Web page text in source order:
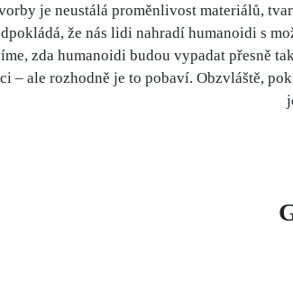
je neustálá proměnlivost materiálů,
že nás lidi nahradí humanoidi s
zda humanoidi budou vypadat přesně
– ale rozhodně je to pobaví. Obzvláště,